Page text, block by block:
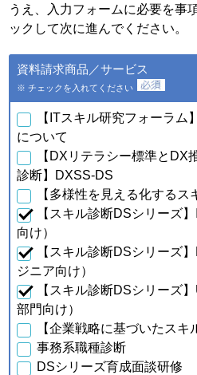
ａ．会員のお申し込みに伴
い取得した個人情報
・
品
・
ス
ｂ．資料請求・問合せに伴
い取得した個人情報
・
商
供
品
や
・
ト
・
案
うえ、入力フォームに必要を事
ックして次に進んでください。
資料請求商品／サービス
※ チェックを入れてください
【ITスキル研究フォーラ
について
【DXリテラシー標準とDX
診断】DXSS-DS
【多様性を見える化する
【スキル診断DSシリーズ
向け）
【スキル診断DSシリーズ
ジニア向け）
【スキル診断DSシリーズ
部門向け）
【企業戦略に基づいたス
事務系職種診断
DSシリーズ育成面談研修